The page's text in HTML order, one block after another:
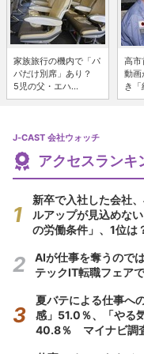
家族旅行の機内で「パ
パだけ別席」あり？
5児の父・エハ...
高市
動
き「
J-CAST 会社ウォッチ
アクセスランキ
新卒で入社した会社
ルアップが見込めな
の労働条件」、1位は
AIが仕事を奪うので
テックIT転職フェア
夏バテによる仕事へ
感」51.0％、「やる
40.8％ マイナビ調